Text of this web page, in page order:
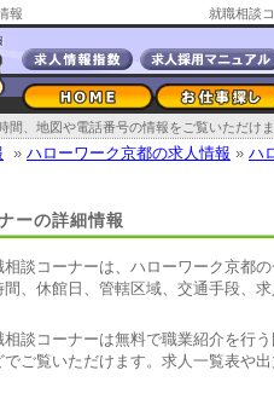
報
間、地図や電話番号の情報をご覧いただけ
» ハローワーク京都の求人情報 » ハ
ーの詳細情報
相談コーナーは、ハローワーク京都
間、休館日、管轄区域、交通手段、
相談コーナーは無料で職業紹介を行
でご覧いただけます。求人一覧表や